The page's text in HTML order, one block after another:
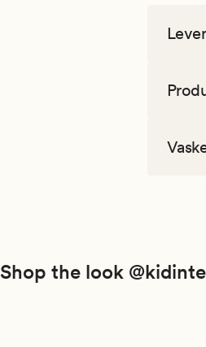
Shop the look